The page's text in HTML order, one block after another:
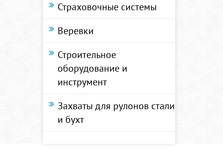
Страховочные системы
Веревки
Строительное
оборудование и
инструмент
Захваты для рулонов стали
и бухт